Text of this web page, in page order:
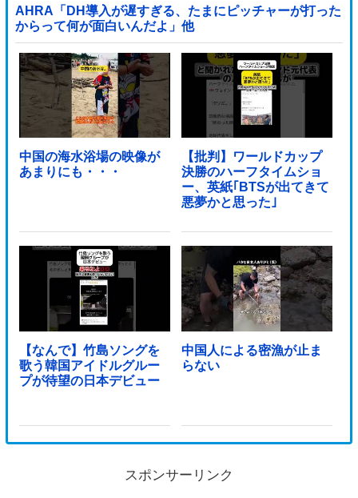
AHRA「DH導入が遅すぎる、たまにピッチャーが打った
からって何が面白いんだよ」他
中国の海水浴場の映像が
あまりにも・・・
【批判】ワールドカップ
決勝のハーフタイムショ
ー、英紙｢BTSが出てきて
悪夢かと思った｣
【なんで】竹島ソングを
歌う韓国アイドルグルー
プが待望の日本デビュー
中国人による密漁が止ま
らない
スポンサーリンク